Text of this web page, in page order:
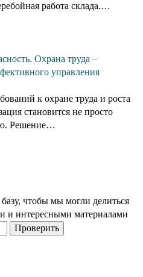
работа склада.…
Охрана труда –
управления
к охране труда и роста
становится не просто
Решение…
чтобы мы могли делиться
и интересными материалами
Проверить